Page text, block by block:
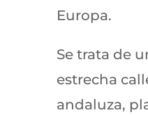
Europa.
Se trata de
estrecha
andaluza,